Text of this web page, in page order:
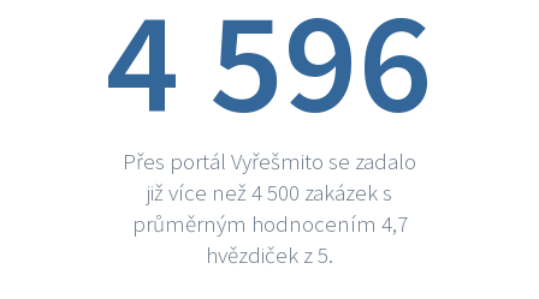
4 596
Přes portál Vyřešmito se zadalo
již více než 4 500 zakázek s
průměrným hodnocením 4,7
hvězdiček z 5.